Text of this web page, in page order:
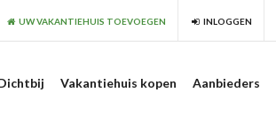
UW VAKANTIEHUIS TOEVOEGEN INLOGGEN
Vakantiehuis kopen Aanbieders